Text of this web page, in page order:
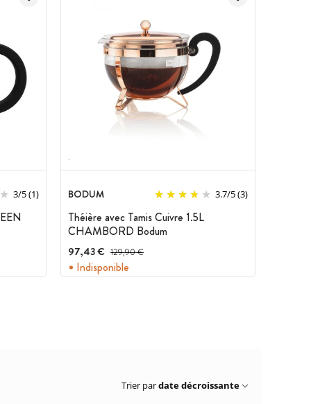
3/5(1) BODUM 3.7/5(3)
Théière avec Tamis Cuivre 1.5L
CHAMBORD Bodum
97,43 € Prix avant réduction :
129,90 €
Indisponible
Trier pardate décroissante